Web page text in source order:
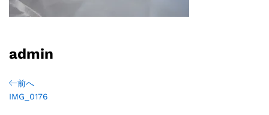
admin
前へ
IMG_0176